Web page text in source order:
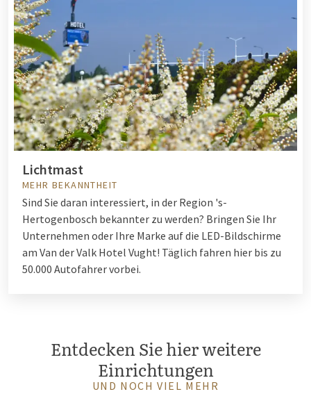
Lichtmast
MEHR BEKANNTHEIT
Sind Sie daran interessiert, in der Region 's-
Hertogenbosch bekannter zu werden? Bringen Sie Ihr
Unternehmen oder Ihre Marke auf die LED-Bildschirme
am Van der Valk Hotel Vught! Täglich fahren hier bis zu
50.000 Autofahrer vorbei.
Entdecken Sie hier weitere
Einrichtungen
UND NOCH VIEL MEHR